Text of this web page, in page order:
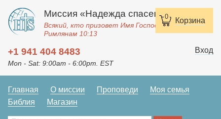
0 Корзина
Миссия «Надежда спасения»
Всякий, кто призовет Имя Господне, спасется.
Римлянам 10:13
+1 941 404 8483
Mon - Sat: 9:00am - 6:00pm. EST
Вход
Главная О миссии Проповеди
Моя семья
Библия
Магазин